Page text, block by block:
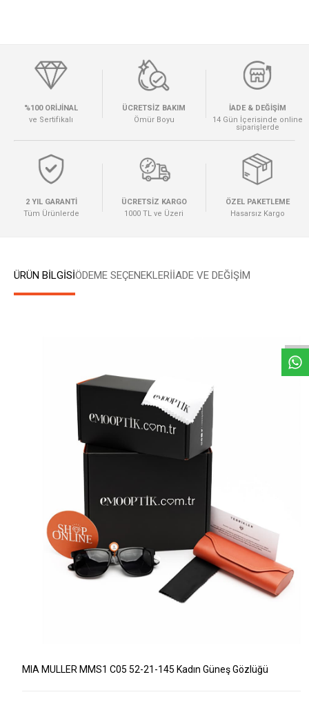
%100 ORİJİNAL
ve Sertifikalı
ÜCRETSİZ BAKIM
Ömür Boyu
İADE & DEĞİŞİM
14 Gün İçerisinde online
siparişlerde
2 YIL GARANTİ
Tüm Ürünlerde
ÜCRETSİZ KARGO
1000 TL ve Üzeri
ÖZEL PAKETLEME
Hasarsız Kargo
ÜRÜN BİLGİSİÖDEME SEÇENEKLERIİADE VE DEĞİŞİM
MIA MULLER MMS1 C05 52-21-145 Kadın Güneş Gözlüğü